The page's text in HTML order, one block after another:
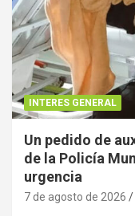
INTERES GENERAL
Un pedido de
de la Policía
urgencia
7 de agosto de 2026